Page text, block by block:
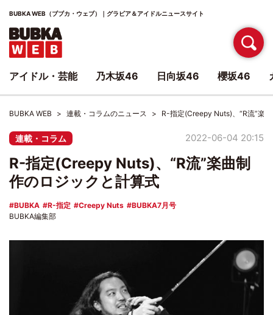
BUBKA WEB（ブブカ・ウェブ）｜グラビア＆アイドルニュースサイト
BUBKA WEB 連載・コラムのニュース R-指定(Creepy Nuts)、“R流”楽
連載・コラム 2022-06-04 20:15
R-指定(Creepy Nuts)、“R流”楽曲制
作のロジックと計算式
BUBKA R-指定 Creepy Nuts
BUBKA7月号
BUBKA編集部
アイドル・芸能 乃木坂46 日向坂46 櫻坂46